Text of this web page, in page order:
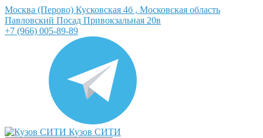
Москва (Перово) Кусковская 4б , Московская область
Павловский Посад Привокзальная 20в
+7 (966) 005-89-89
Кузов СИТИ